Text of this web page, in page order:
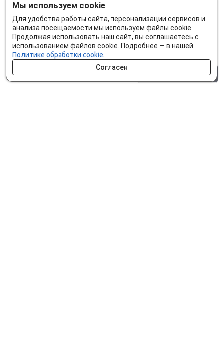
Мы используем cookie
Для удобства работы сайта, персонализации сервисов и
анализа посещаемости мы используем файлы cookie.
Продолжая использовать наш сайт, вы соглашаетесь с
использованием файлов cookie. Подробнее — в нашей
Политике обработки cookie.
Согласен